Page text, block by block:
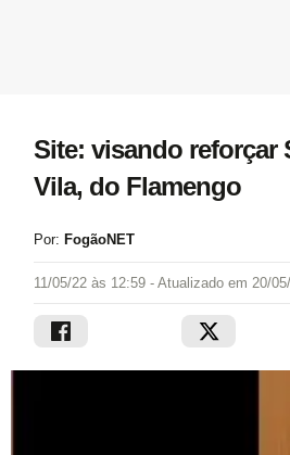
Site: visando reforçar
Vila, do Flamengo
Por: FogãoNET
11/05/22 às 12:59 - Atualizado em 20/